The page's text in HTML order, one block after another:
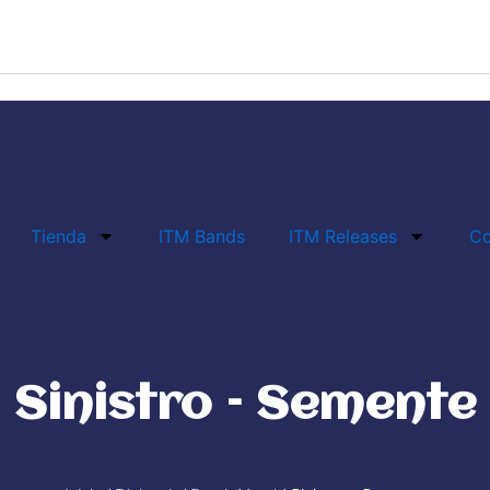
Tienda ITM Bands ITM Releases
Sinistro – Semente